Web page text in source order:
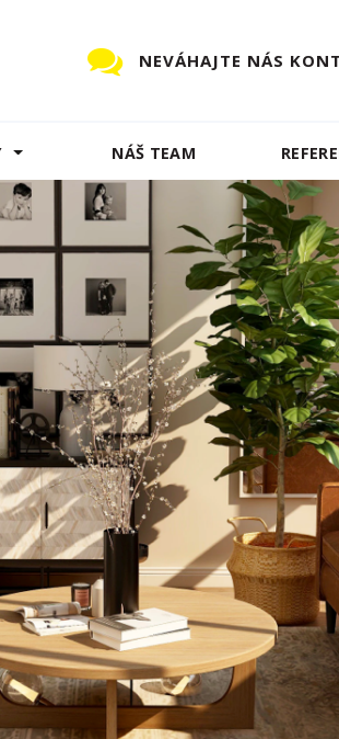
NEVÁHAJTE NÁS
NÁŠ TEAM